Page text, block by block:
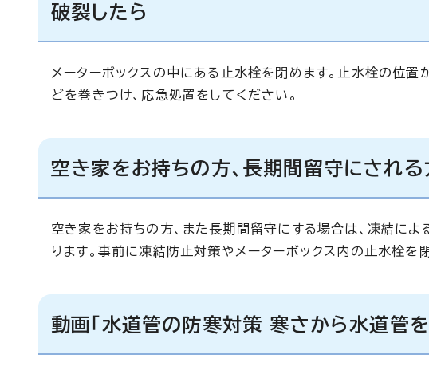
破裂したら
メーターボックスの中にある止水栓を閉めます。止水栓の位
どを巻きつけ、応急処置をしてください。
空き家をお持ちの方、長期間留守にされる
空き家をお持ちの方、また長期間留守にする場合は、凍結に
ります。事前に凍結防止対策やメーターボックス内の止水栓を
動画「水道管の防寒対策 寒さから水道管を